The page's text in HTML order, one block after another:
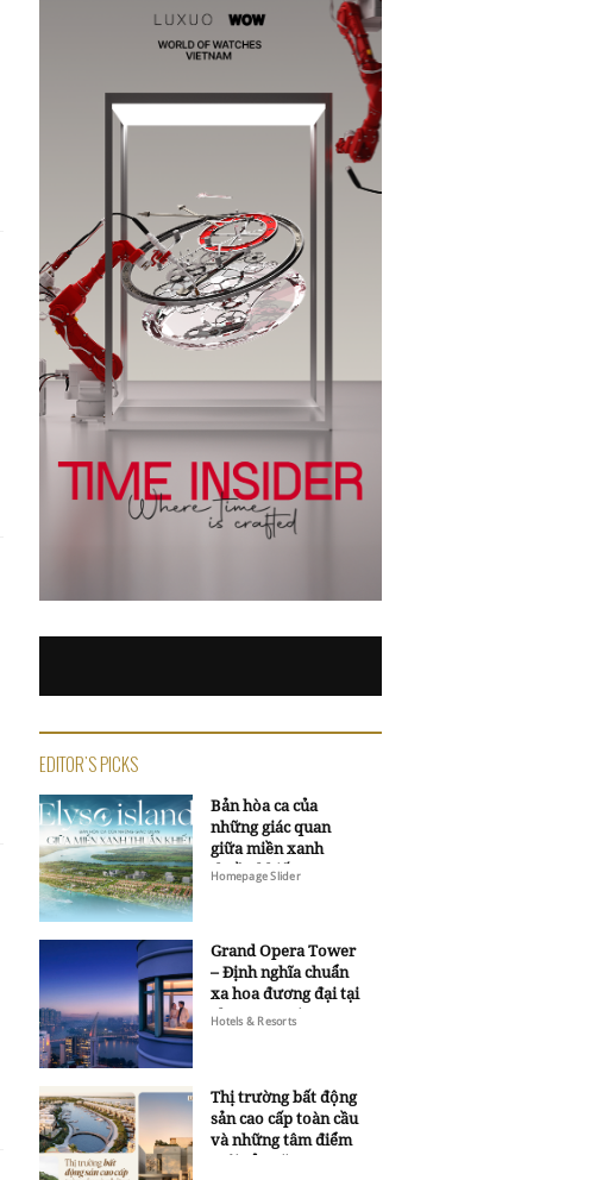
EDITOR'S PICKS
Bản hòa ca của
những giác quan
giữa miền xanh
thuần khiết
Homepage Slider
Grand Opera Tower
– Định nghĩa chuẩn
xa hoa đương đại tại
Sheraton Saigon
Hotels & Resorts
Thị trường bất động
sản cao cấp toàn cầu
và những tâm điểm
mới của năm 2026